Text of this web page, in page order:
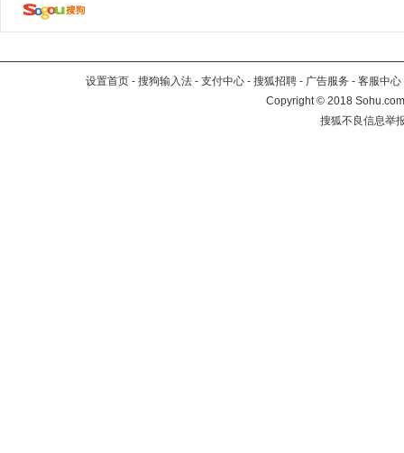
设置首页 - 搜狗输入法 - 支付中心 - 搜狐招聘 - 广告服务 - 客服中心
Copyright©2018
搜狐不良信息举